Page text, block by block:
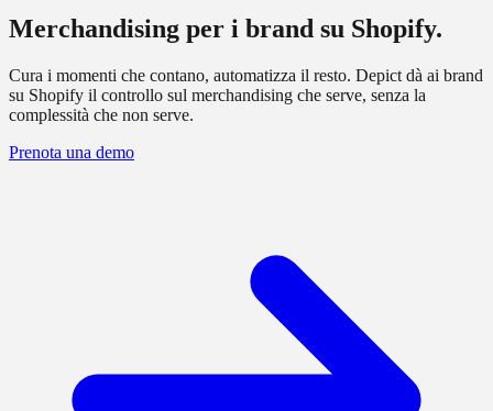
Merchandising per i brand su Shopify.
Cura i momenti che contano, automatizza il resto. Depict dà ai brand
su Shopify il controllo sul merchandising che serve, senza la
complessità che non serve.
Prenota una demo